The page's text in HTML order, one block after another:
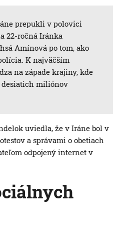
prepukli v polovici
22-ročná Iránka
Amínová po tom, ako
K najväčším
na západe krajiny, kde
desiatich miliónov
uviedla, že v Iráne bol v
a správami o obetiach
odpojený internet v